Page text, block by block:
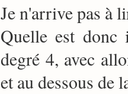
Je n'arrive pas à
Quelle est
degré 4, avec
et au dessous de